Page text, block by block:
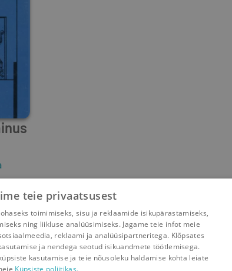
teie privaatsusest
toimimiseks, sisu ja reklaamide isikupärastamiseks,
ning liikluse analüüsimiseks. Jagame teie infot meie
reklaami ja analüüsipartneritega. Klõpsates
ja nendega seotud isikuandmete töötlemisega.
kasutamise ja teie nõusoleku haldamise kohta leiate
Küpsiste poliitikas.